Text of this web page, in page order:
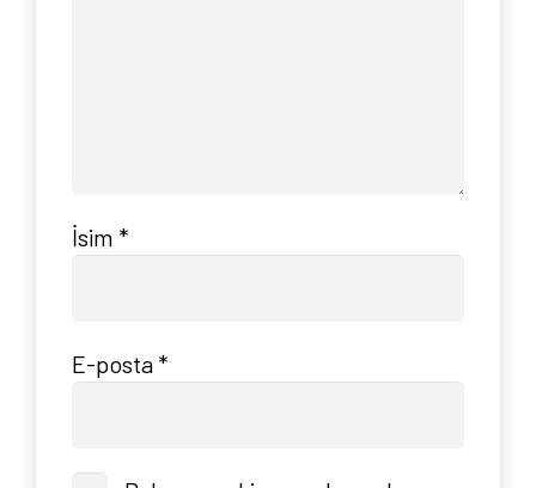
Anasayfa
İsim *
E-posta *